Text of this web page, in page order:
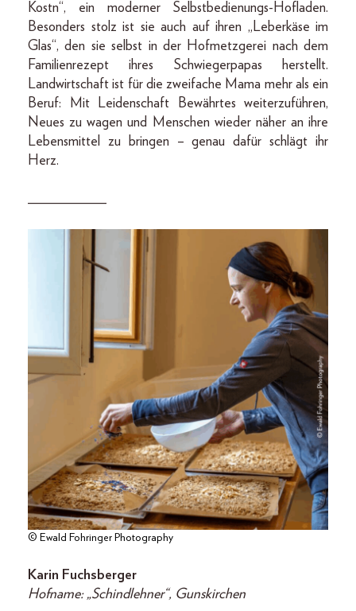
Kostn“, ein moderner Selbstbedienungs-Hofladen.
Besonders stolz ist sie auch auf ihren „Leberkäse im
Glas“, den sie selbst in der Hofmetzgerei nach dem
Familienrezept ihres Schwiegerpapas herstellt.
Landwirtschaft ist für die zweifache Mama mehr als ein
Beruf: Mit Leidenschaft Bewährtes weiterzuführen,
Neues zu wagen und Menschen wieder näher an ihre
Lebensmittel zu bringen – genau dafür schlägt ihr
Herz.
___________
© Ewald Fohringer Photography
Karin Fuchsberger
Hofname: „Schindlehner“, Gunskirchen